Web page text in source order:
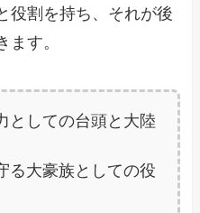
役割を持ち、それが後
ます。
としての台頭と大陸
る大豪族としての役